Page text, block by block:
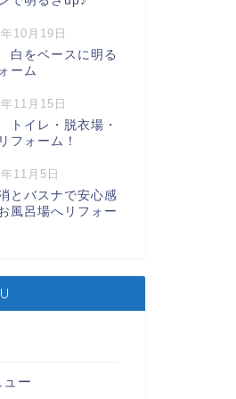
10月19日
白をベースに明る
ーム
11月15日
イレ・脱衣場・
フォーム！
11月5日
とバスナで安心感
風呂場へリフォー
ー